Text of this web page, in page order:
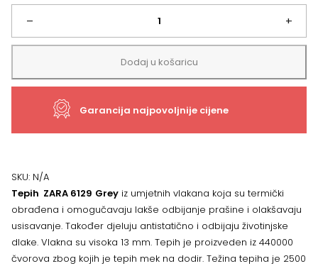
–
TEPIH
ZARA
6129
dimenzija
količina
+
Dodaj u košaricu
Garancija najpovoljnije cijene
SKU: N/A
Tepih ZARA 6129 Grey iz umjetnih vlakana koja su termički
obrađena i omogučavaju lakše odbijanje prašine i olakšavaju
usisavanje. Također djeluju antistatično i odbijaju životinjske
dlake. Vlakna su visoka 13 mm. Tepih je proizveden iz 440000
čvorova zbog kojih je tepih mek na dodir. Težina tepiha je 2500